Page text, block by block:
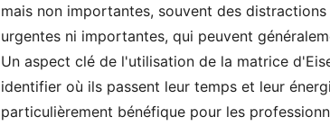
mais non importantes, souvent des
urgentes ni importantes, qui peuvent
Un aspect clé de l'utilisation de la matrice
identifier où ils passent leur temps et leur
particulièrement bénéfique pour les